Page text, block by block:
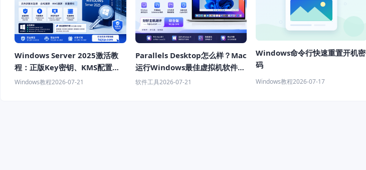
Windows Server 2025激活教
程：正版Key密钥、KMS配置与
激活方法详解
Windows教程2026-07-21
Parallels Desktop怎么样？Mac
运行Windows最佳虚拟机软件推
荐
软件工具2026-07-21
Windows命令行快速重置开机密
码
Windows教程2026-07-17